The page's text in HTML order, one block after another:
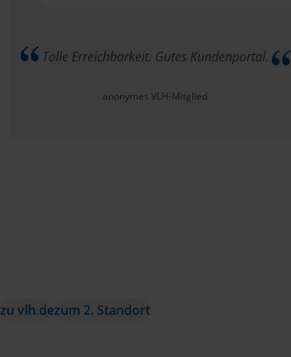
Tolle Erreichbarkeit. Gutes Kundenportal.
anonymes VLH-Mitglied
zu vlh.dezum 2. Standort